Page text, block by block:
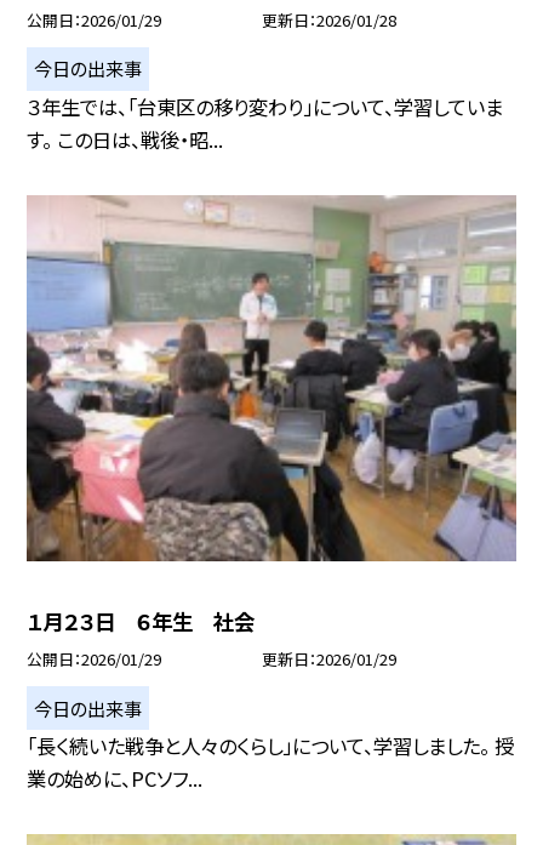
公開日 2026/01/29 更新日 2026/01/28
今日の出来事
３年生では、「台東区の移り変わり」について、学習していま
す。 この日は、戦後・昭...
１月２３日 ６年生 社会
公開日 2026/01/29 更新日 2026/01/29
今日の出来事
「長く続いた戦争と人々のくらし」について、学習しました。 授
業の始めに、PCソフ...